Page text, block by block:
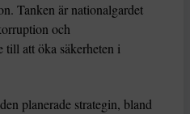
Tanken är nationalgardet
och
till att öka säkerheten i
planerade strategin, bland